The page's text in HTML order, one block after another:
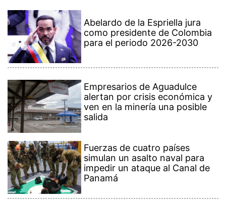
Abelardo de la Espriella jura
como presidente de Colombia
para el periodo 2026-2030
Empresarios de Aguadulce
alertan por crisis económica y
ven en la minería una posible
salida
Fuerzas de cuatro países
simulan un asalto naval para
impedir un ataque al Canal de
Panamá